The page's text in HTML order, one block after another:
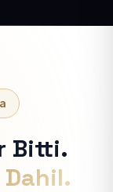
Bitti.